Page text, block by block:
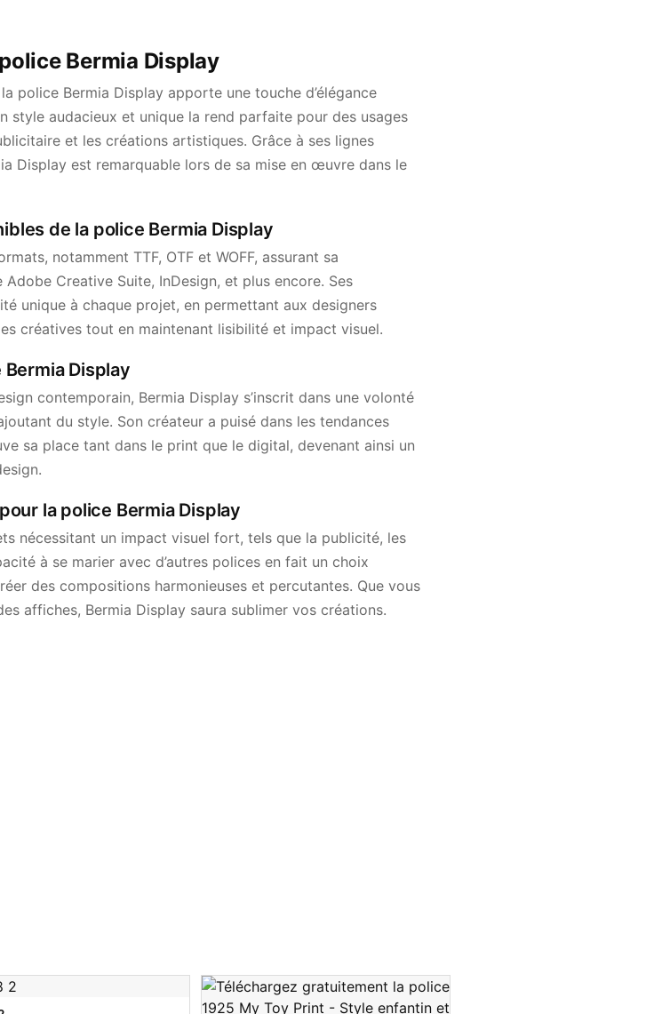
Bermia Display
police Bermia Display apporte une touche d’élégance
style audacieux et unique la rend parfaite pour des usages
et les créations artistiques. Grâce à ses lignes
Display est remarquable lors de sa mise en œuvre dans le
de la police Bermia Display
notamment TTF, OTF et WOFF, assurant sa
Creative Suite, InDesign, et plus encore. Ses
unique à chaque projet, en permettant aux designers
créatives tout en maintenant lisibilité et impact visuel.
Display
contemporain, Bermia Display s’inscrit dans une volonté
du style. Son créateur a puisé dans les tendances
sa place tant dans le print que le digital, devenant ainsi un
la police Bermia Display
nécessitant un impact visuel fort, tels que la publicité, les
à se marier avec d’autres polices en fait un choix
des compositions harmonieuses et percutantes. Que vous
affiches, Bermia Display saura sublimer vos créations.